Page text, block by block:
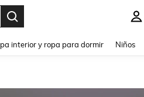
interior y ropa para dormir Niños